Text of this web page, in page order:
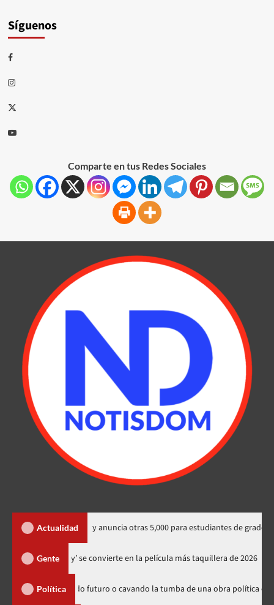
Síguenos
Comparte en tus Redes Sociales
Actualidad
y anuncia otras 5,000 para estudiantes de grado
Gente
‘Spider-Man: Brand New Day’ se convierte en la película más taquillera
Política
sembrando futuro o cavando la tumba de una obra política exitosa”